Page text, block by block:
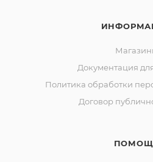
Документация
Политика обработки
Договор